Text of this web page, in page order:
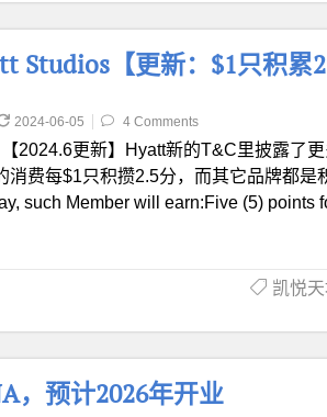
Studios【更新：$1只积累
2024-06-05 4 Comments
【2024.6更新】Hyatt新的T&C里披露了
费每$1只积攒2.5分，而其它品牌都是
such Member will earn:Five (5) points
凯悦
，预计2026年开业